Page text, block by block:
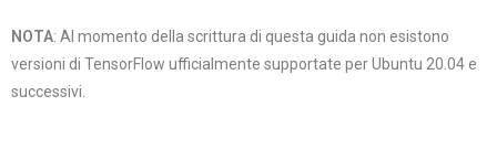
NOTA: Al momento della scrittura di questa guida non esistono
versioni di TensorFlow ufficialmente supportate per Ubuntu 20.04 e
successivi.